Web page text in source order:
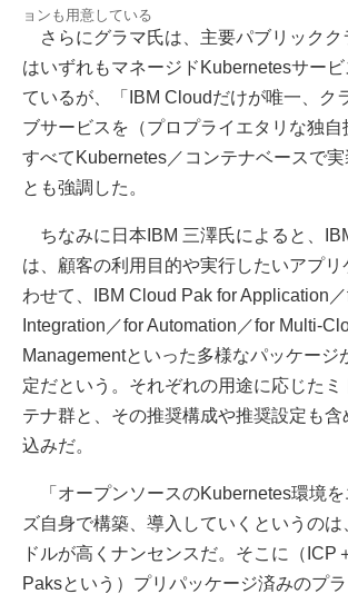
ョンも用意している
さらにグラマ氏は、主要パブリックク
はいずれもマネージドKubernetesサー
ているが、「IBM Cloudだけが唯一、ク
ブサービスを（プロプライエタリな独自
すべてKubernetes／コンテナベースで実
とも強調した。
ちなみに日本IBM 三澤氏によると、
は、顧客の利用目的や実行したいアプリ
わせて、IBM Cloud Pak for Application
Integration／for Automation／for Multi-
Managementといった多様なパッケージ
定だという。それぞれの用途に応じたミ
テナ群と、その推奨構成や推奨設定も含
込みだ。
「オープンソースのKubernetes環境を
ズ自身で構築、導入していくというの
ドルが高くナンセンスだ。そこに（ICP
Paksという）プリパッケージ済みのプ